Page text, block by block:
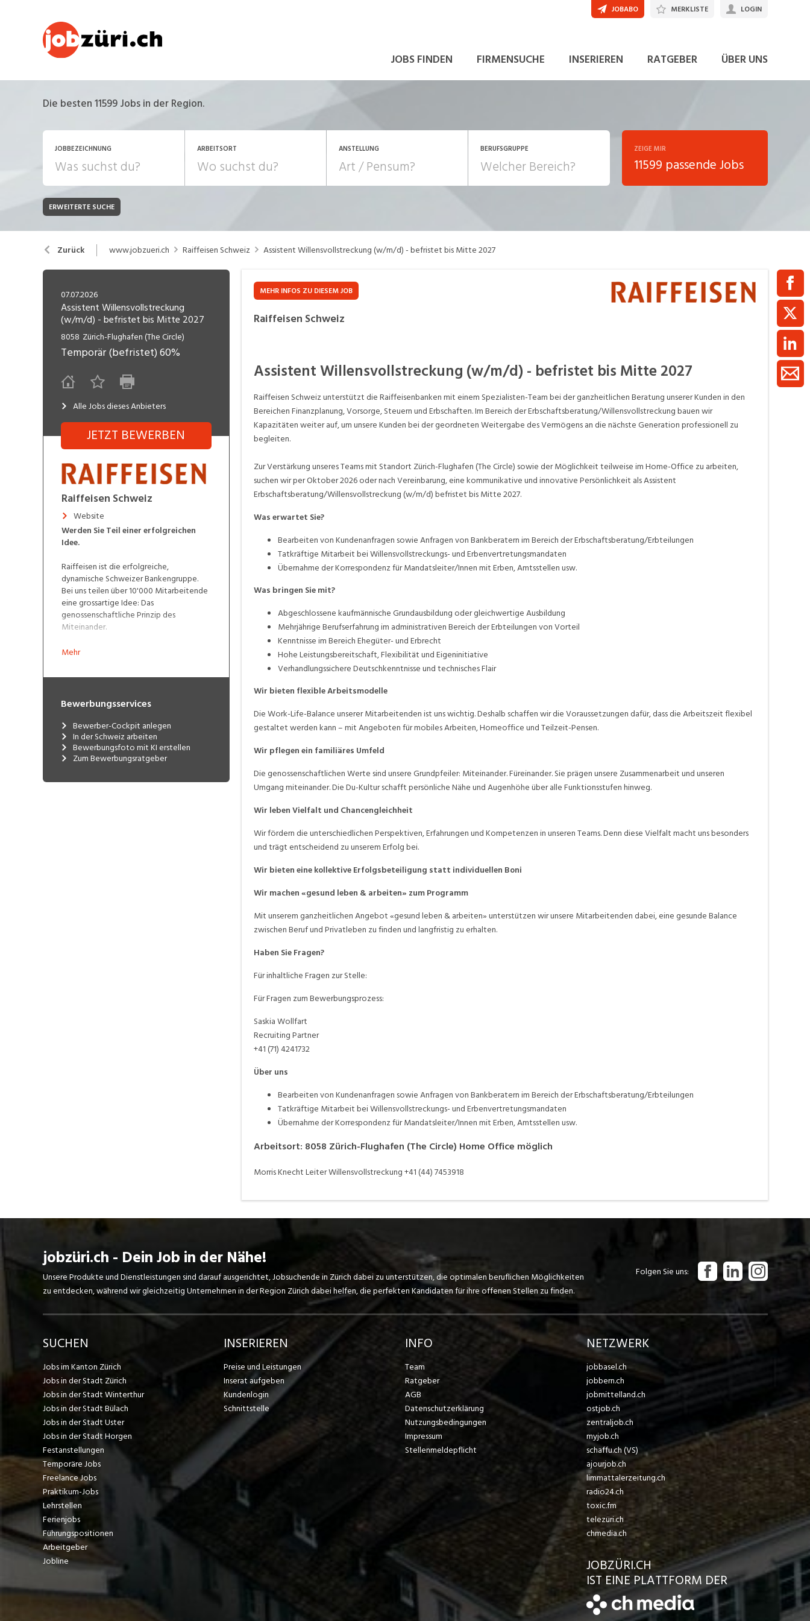
JOBS FINDEN FIRMENSUCHE INSERIEREN RATGEBER ÜBER UNS
JOBABO MERKLISTE LOGIN
Die besten 11599 Jobs in der Region.
JOBBEZEICHNUNG ARBEITSORT ANSTELLUNG
JOB-TYP
Festanstellung
Temporär (befristet)
Freelance
Lehrstelle
BERUFSGRUPPE
Bank, Versicherung
Chemie, Pharma, Biotechnologie
Consulting, Human Resources Einkauf, Logistik, Transport,
Engineering, Technik, Architektur
Finanzen, Controlling, Treuhand,
Recht
Gastronomie, Hotellerie,
Tourismus, Lebensmittel
Immobilien, Facility Management,
Informatik, Telekommunikation
Verwaltung
Körperpflege, Wellness
Marketing, Kommunikation,
Medien, Druck
Mechanik, Elektronik, Optik
(Fertigung)
Medizin, Gesundheitswesen,
Pflege
Sicherheit, Rettung, Polizei, Zoll
Verkauf, Handel, Kundenberatung,
Aussendienst
ZEIGE MIR
11599 passende Jobs
ERWEITERTE SUCHE
Zurück www.jobzueri.ch Raiffeisen Schweiz Assistent Willensvollstreckung (w/m/d) - befristet bis Mitte 2027
JETZT BEWERBEN
07.07.2026
Assistent Willensvollstreckung
(w/m/d) - befristet bis Mitte 2027
8058 Zürich-Flughafen (The Circle)
Temporär (befristet)60%
Alle Jobs dieses Anbieters
JETZT BEWERBEN
Raiffeisen Schweiz
Website
Werden Sie Teil einer erfolgreichen
Idee.
Raiffeisen ist die erfolgreiche,
dynamische Schweizer Bankengruppe.
Bei uns teilen über 10'000 Mitarbeitende
eine grossartige Idee: Das
genossenschaftliche Prinzip des
Miteinander.
Mehr
Bewerbungsservices
Bewerber-Cockpit anlegen
In der Schweiz arbeiten
Bewerbungsfoto mit KI erstellen
Zum Bewerbungsratgeber
MEHR INFOS ZU DIESEM JOB
Raiffeisen Schweiz
Assistent Willensvollstreckung (w/m/d) - befristet bis Mitte 2027
Raiffeisen Schweiz unterstützt die Raiffeisenbanken mit einem Spezialisten-Team bei der ganzheitlichen Beratung unserer Kunden in den
Bereichen Finanzplanung, Vorsorge, Steuern und Erbschaften. Im Bereich der Erbschaftsberatung/Willensvollstreckung bauen wir
Kapazitäten weiter auf, um unsere Kunden bei der geordneten Weitergabe des Vermögens an die nächste Generation professionell zu
begleiten.
Zur Verstärkung unseres Teams mit Standort Zürich-Flughafen (The Circle) sowie der Möglichkeit teilweise im Home-Office zu arbeiten,
suchen wir per Oktober 2026 oder nach Vereinbarung, eine kommunikative und innovative Persönlichkeit als Assistent
Erbschaftsberatung/Willensvollstreckung (w/m/d) befristet bis Mitte 2027.
Was erwartet Sie?
Bearbeiten von Kundenanfragen sowie Anfragen von Bankberatern im Bereich der Erbschaftsberatung/Erbteilungen
Tatkräftige Mitarbeit bei Willensvollstreckungs- und Erbenvertretungsmandaten
Übernahme der Korrespondenz für Mandatsleiter/Innen mit Erben, Amtsstellen usw.
Was bringen Sie mit?
Abgeschlossene kaufmännische Grundausbildung oder gleichwertige Ausbildung
Mehrjährige Berufserfahrung im administrativen Bereich der Erbteilungen von Vorteil
Kenntnisse im Bereich Ehegüter- und Erbrecht
Hohe Leistungsbereitschaft, Flexibilität und Eigeninitiative
Verhandlungssichere Deutschkenntnisse und technisches Flair
Wir bieten flexible Arbeitsmodelle
Die Work-Life-Balance unserer Mitarbeitenden ist uns wichtig. Deshalb schaffen wir die Voraussetzungen dafür, dass die Arbeitszeit flexibel
gestaltet werden kann – mit Angeboten für mobiles Arbeiten, Homeoffice und Teilzeit-Pensen.
Wir pflegen ein familiäres Umfeld
Die genossenschaftlichen Werte sind unsere Grundpfeiler: Miteinander. Füreinander. Sie prägen unsere Zusammenarbeit und unseren
Umgang miteinander. Die Du-Kultur schafft persönliche Nähe und Augenhöhe über alle Funktionsstufen hinweg.
Wir leben Vielfalt und Chancengleichheit
Wir fördern die unterschiedlichen Perspektiven, Erfahrungen und Kompetenzen in unseren Teams. Denn diese Vielfalt macht uns besonders
und trägt entscheidend zu unserem Erfolg bei.
Wir bieten eine kollektive Erfolgsbeteiligung statt individuellen Boni
Wir machen «gesund leben & arbeiten» zum Programm
Mit unserem ganzheitlichen Angebot «gesund leben & arbeiten» unterstützen wir unsere Mitarbeitenden dabei, eine gesunde Balance
zwischen Beruf und Privatleben zu finden und langfristig zu erhalten.
Haben Sie Fragen?
Für inhaltliche Fragen zur Stelle:
Für Fragen zum Bewerbungsprozess:
Saskia Wollfart
Recruiting Partner
+41 (71) 4241732
Über uns
Bearbeiten von Kundenanfragen sowie Anfragen von Bankberatern im Bereich der Erbschaftsberatung/Erbteilungen
Tatkräftige Mitarbeit bei Willensvollstreckungs- und Erbenvertretungsmandaten
Übernahme der Korrespondenz für Mandatsleiter/Innen mit Erben, Amtsstellen usw.
Arbeitsort: 8058 Zürich-Flughafen (The Circle) Home Office möglich
Morris Knecht Leiter Willensvollstreckung +41 (44) 7453918
jobzüri.ch - Dein Job in der Nähe!
Unsere Produkte und Dienstleistungen sind darauf ausgerichtet, Jobsuchende in Zürich dabei zu unterstützen, die optimalen beruflichen Möglichkeiten
zu entdecken, während wir gleichzeitig Unternehmen in der Region Zürich dabei helfen, die perfekten Kandidaten für ihre offenen Stellen zu finden.
Folgen Sie uns
SUCHEN
Jobs im Kanton Zürich
Jobs in der Stadt Zürich
Jobs in der Stadt Winterthur
Jobs in der Stadt Bülach
Jobs in der Stadt Uster
Jobs in der Stadt Horgen
Festanstellungen
Temporäre Jobs
Freelance Jobs
Praktikum-Jobs
Lehrstellen
Ferienjobs
Führungspositionen
Arbeitgeber
Jobline
INSERIEREN
Preise und Leistungen
Inserat aufgeben
Kundenlogin
Schnittstelle
INFO
Team
Ratgeber
AGB
Datenschutzerklärung
Nutzungsbedingungen
Impressum
Stellenmeldepflicht
NETZWERK
jobbasel.ch
jobbern.ch
jobmittelland.ch
ostjob.ch
zentraljob.ch
myjob.ch
schaffu.ch (VS)
ajourjob.ch
limmattalerzeitung.ch
radio24.ch
toxic.fm
telezüri.ch
chmedia.ch
JOBZÜRI.CH
IST EINE PLATTFORM DER